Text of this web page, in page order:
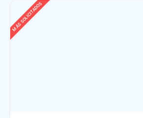
MÁS SOLICITADOS